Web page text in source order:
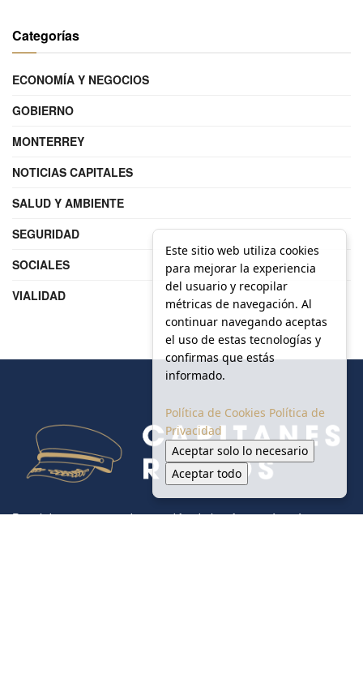
Categorías
ECONOMÍA Y NEGOCIOS
GOBIERNO
MONTERREY
NOTICIAS CAPITALES
SALUD Y AMBIENTE
SEGURIDAD
SOCIALES
VIALIDAD
Portal de noticias creado para difundir la información más
Este sitio web utiliza cookies
para mejorar la experiencia
del usuario y recopilar
métricas de navegación. Al
continuar navegando aceptas
el uso de estas tecnologías y
confirmas que estás
informado.
Política de Cookies Política de
Privacidad
Aceptar solo lo necesario
Aceptar todo